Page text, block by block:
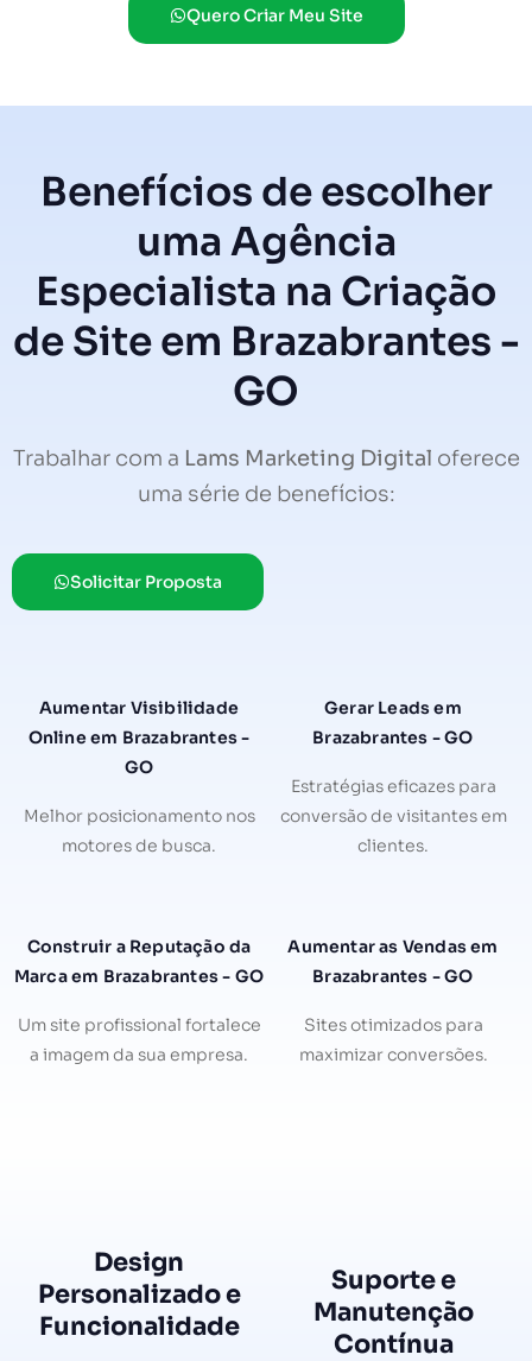
Quero Criar Meu Site
Benefícios de escolher
uma Agência
Especialista na Criação
de Site em Brazabrantes -
GO
Trabalhar com a Lams Marketing Digital oferece
uma série de benefícios:
Solicitar Proposta
Aumentar Visibilidade
Online em Brazabrantes -
GO
Melhor posicionamento nos
motores de busca.
Gerar Leads em
Brazabrantes - GO
Estratégias eficazes para
conversão de visitantes em
clientes.
Construir a Reputação da
Marca em Brazabrantes - GO
Um site profissional fortalece
a imagem da sua empresa.
Aumentar as Vendas em
Brazabrantes - GO
Sites otimizados para
maximizar conversões.
Design
Personalizado e
Funcionalidade
Suporte e
Manutenção
Contínua